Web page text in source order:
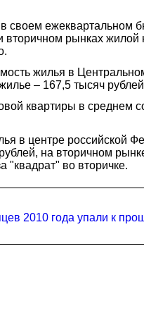
своем
рынках
жилья в
– 167,5 тысяч
квартиры в среднем
в центре российской
на вторичном
"квадрат" во вторичке.
2010 года упали к